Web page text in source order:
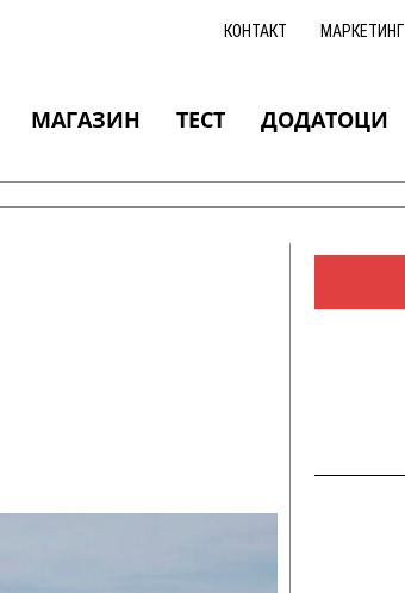
КОНТАКТ МАРКЕТИНГ
МАГАЗИН ТЕСТ ДОДАТОЦИ